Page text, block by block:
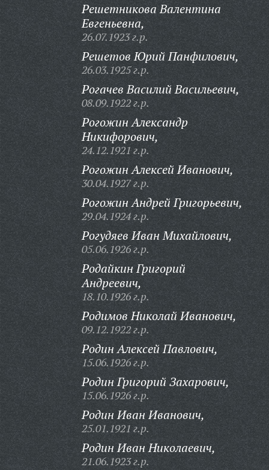
Решетникова Валентина
Евгеньевна,
26.07.1923 г.р.
Решетов Юрий Панфилович,
26.03.1925 г.р.
Рогачев Василий Васильевич,
08.09.1922 г.р.
Рогожин Александр
Никифорович,
24.12.1921 г.р.
Рогожин Алексей Иванович,
30.04.1927 г.р.
Рогожин Андрей Григорьевич,
29.04.1924 г.р.
Рогудяев Иван Михайлович,
05.06.1926 г.р.
Родайкин Григорий
Андреевич,
18.10.1926 г.р.
Родимов Николай Иванович,
09.12.1922 г.р.
Родин Алексей Павлович,
15.06.1926 г.р.
Родин Григорий Захарович,
15.06.1926 г.р.
Родин Иван Иванович,
25.01.1921 г.р.
Родин Иван Николаевич,
21.06.1923 г.р.